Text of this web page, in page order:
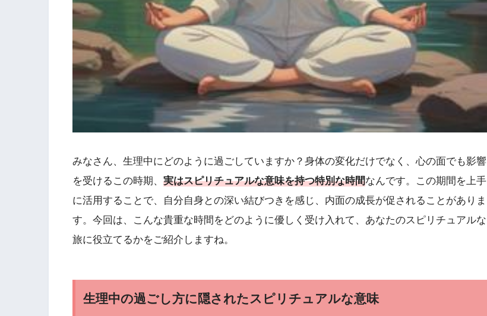
みなさん、生理中にどのように過ごしていますか？身体の変化だけでなく、心の面でも影響
を受けるこの時期、 実はスピリチュアルな意味を持つ特別な時間なんです。この期間を上手
に活用することで、自分自身との深い結びつきを感じ、内面の成長が促されることがありま
す。今回は、こんな貴重な時間をどのように優しく受け入れて、あなたのスピリチュアルな
旅に役立てるかをご紹介しますね。
生理中の過ごし方に隠されたスピリチュアルな意味